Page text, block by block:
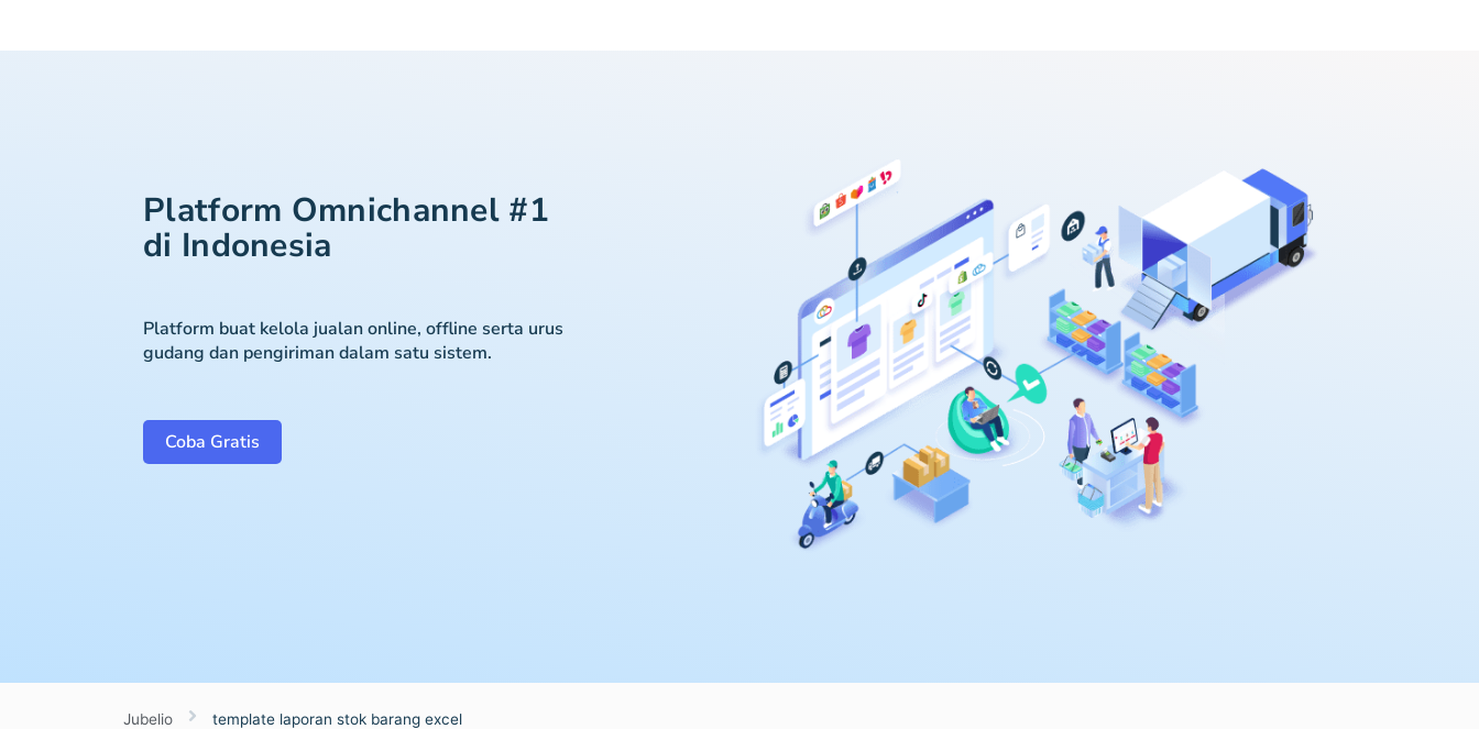
Platform Omnichannel #1
di Indonesia
Platform buat kelola jualan online, offline serta urus
gudang dan pengiriman dalam satu sistem.
Coba Gratis
Jubelio template laporan stok barang excel